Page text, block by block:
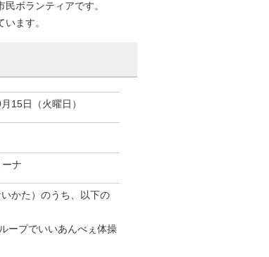
ボランティアです。
ます。
15日（火曜日）
ナ
かた）のうち、以下の
ープでいいあんべぇ体操